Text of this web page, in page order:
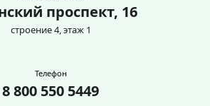
проспект, 16
строение 4, этаж 1
Телефон
8 800 550 5449